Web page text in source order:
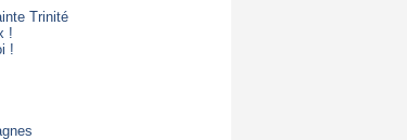
Trinité
!
!